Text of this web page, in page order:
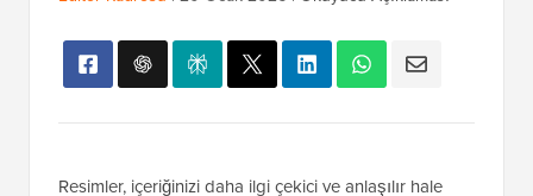
Resimler, içeriğinizi daha ilgi çekici ve anlaşılır hale